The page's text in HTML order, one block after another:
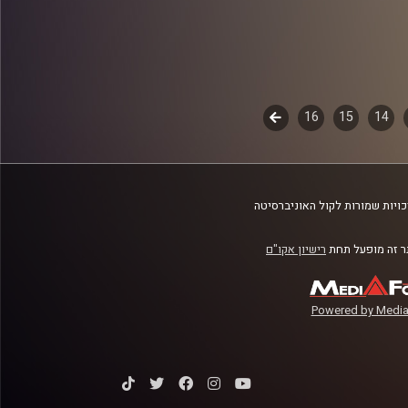
14
15
16
לשלב
שמורות לקול האוניברסיטה
זה מופעל תחת רישיון אקו"ם
Powered by